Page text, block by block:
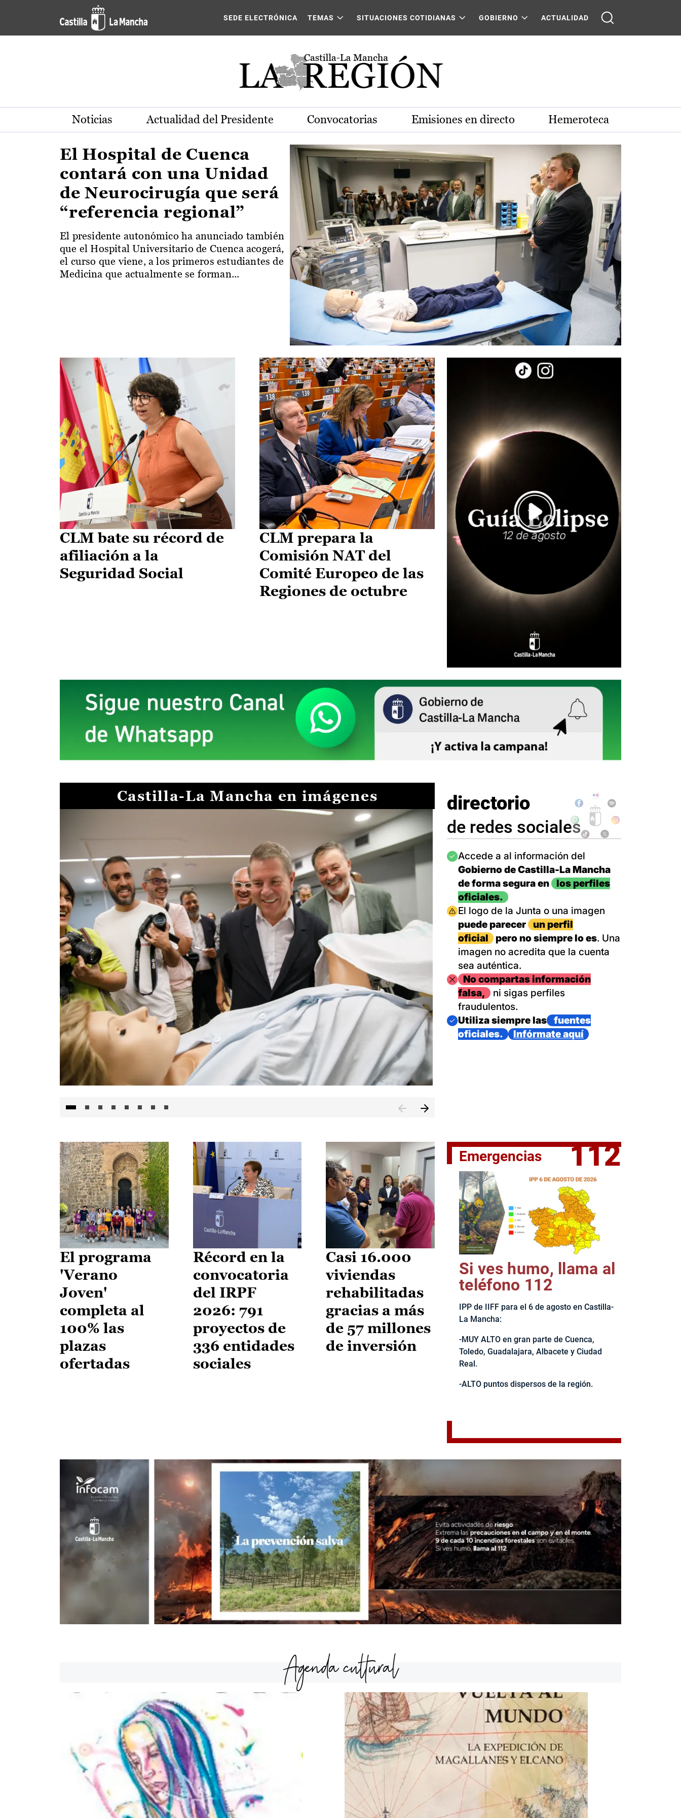
Pasar al contenido principal
Actualidad de la región de Castilla-La Mancha
SEDE ELECTRÓNICA TEMAS SITUACIONES COTIDIANAS GOBIERNO ACTUALIDAD
Noticias Actualidad del Presidente Convocatorias Emisiones en directo Hemeroteca
El Hospital de Cuenca
contará con una Unidad
de Neurocirugía que será
“referencia regional”
El presidente autonómico ha anunciado también
que el Hospital Universitario de Cuenca acogerá,
el curso que viene, a los primeros estudiantes de
Medicina que actualmente se forman...
CLM bate su récord de
afiliación a la
Seguridad Social
CLM prepara la
Comisión NAT del
Comité Europeo de las
Regiones de octubre
Castilla-La Mancha en imágenes
El jefe del Ejecutivo castellanomanchego, Emiliano García-
directorio
de redes sociales
Imagen
Accede a al información del
Gobierno de Castilla-La Mancha
de forma segura en
los perfiles
oficiales.
Imagen
El logo de la Junta o una imagen
puede parecer
un perfil
oficial
pero no siempre lo es. Una
imagen no acredita que la cuenta
sea auténtica.
ImagenNo compartas información
falsa,
ni sigas perfiles
fraudulentos.
Imagen
Utiliza siempre las
fuentes
oficiales.
Infórmate aquí
El programa
'Verano
Joven'
completa al
100% las
plazas
ofertadas
Récord en la
convocatoria
del IRPF
2026: 791
proyectos de
336 entidades
sociales
Casi 16.000
viviendas
rehabilitadas
gracias a más
de 57 millones
de inversión
Emergencias 112
Si ves humo, llama al
teléfono 112
IPP de IIFF para el 6 de agosto en Castilla-
La Mancha:
-MUY ALTO en gran parte de Cuenca,
Toledo, Guadalajara, Albacete y Ciudad
Real.
-ALTO puntos dispersos de la región.
Agenda cultural